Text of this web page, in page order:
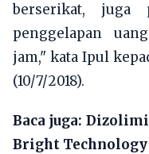
berserikat, juga
penggelapan
jam," kata Ipul
(10/7/2018).
Baca juga:Dizolimi
Bright Technology